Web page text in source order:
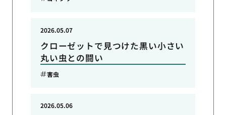
クローゼットで見つけた黒い小さい
丸い虫との闘い
2026.05.07
害虫
2026.05.06